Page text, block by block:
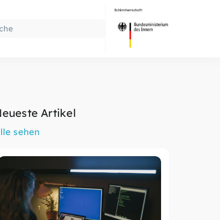
Artikel
sehen